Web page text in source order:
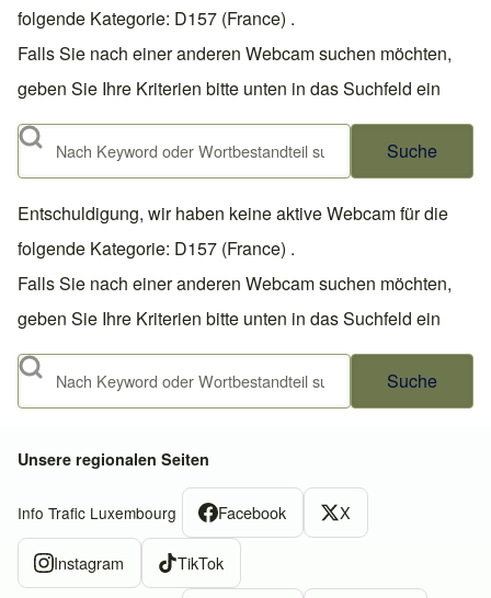
folgende Kategorie: D157 (France) .
Falls Sie nach einer anderen Webcam suchen möchten,
geben Sie Ihre Kriterien bitte unten in das Suchfeld ein
Suche
Entschuldigung, wir haben keine aktive Webcam für die
folgende Kategorie: D157 (France) .
Falls Sie nach einer anderen Webcam suchen möchten,
geben Sie Ihre Kriterien bitte unten in das Suchfeld ein
Suche
Unsere regionalen Seiten
Info Trafic Luxembourg Facebook X
Instagram TikTok